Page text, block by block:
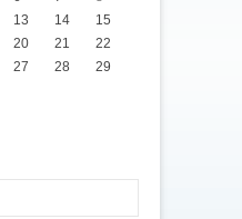
13 14
15
20 21
22
27 28
29